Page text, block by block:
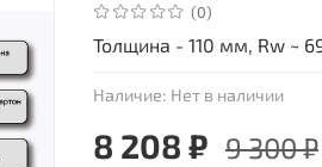
(0)
Наличие: Нет в наличии
8 208 ₽ 9 300 ₽
Толщина - 110 мм, Rw ~